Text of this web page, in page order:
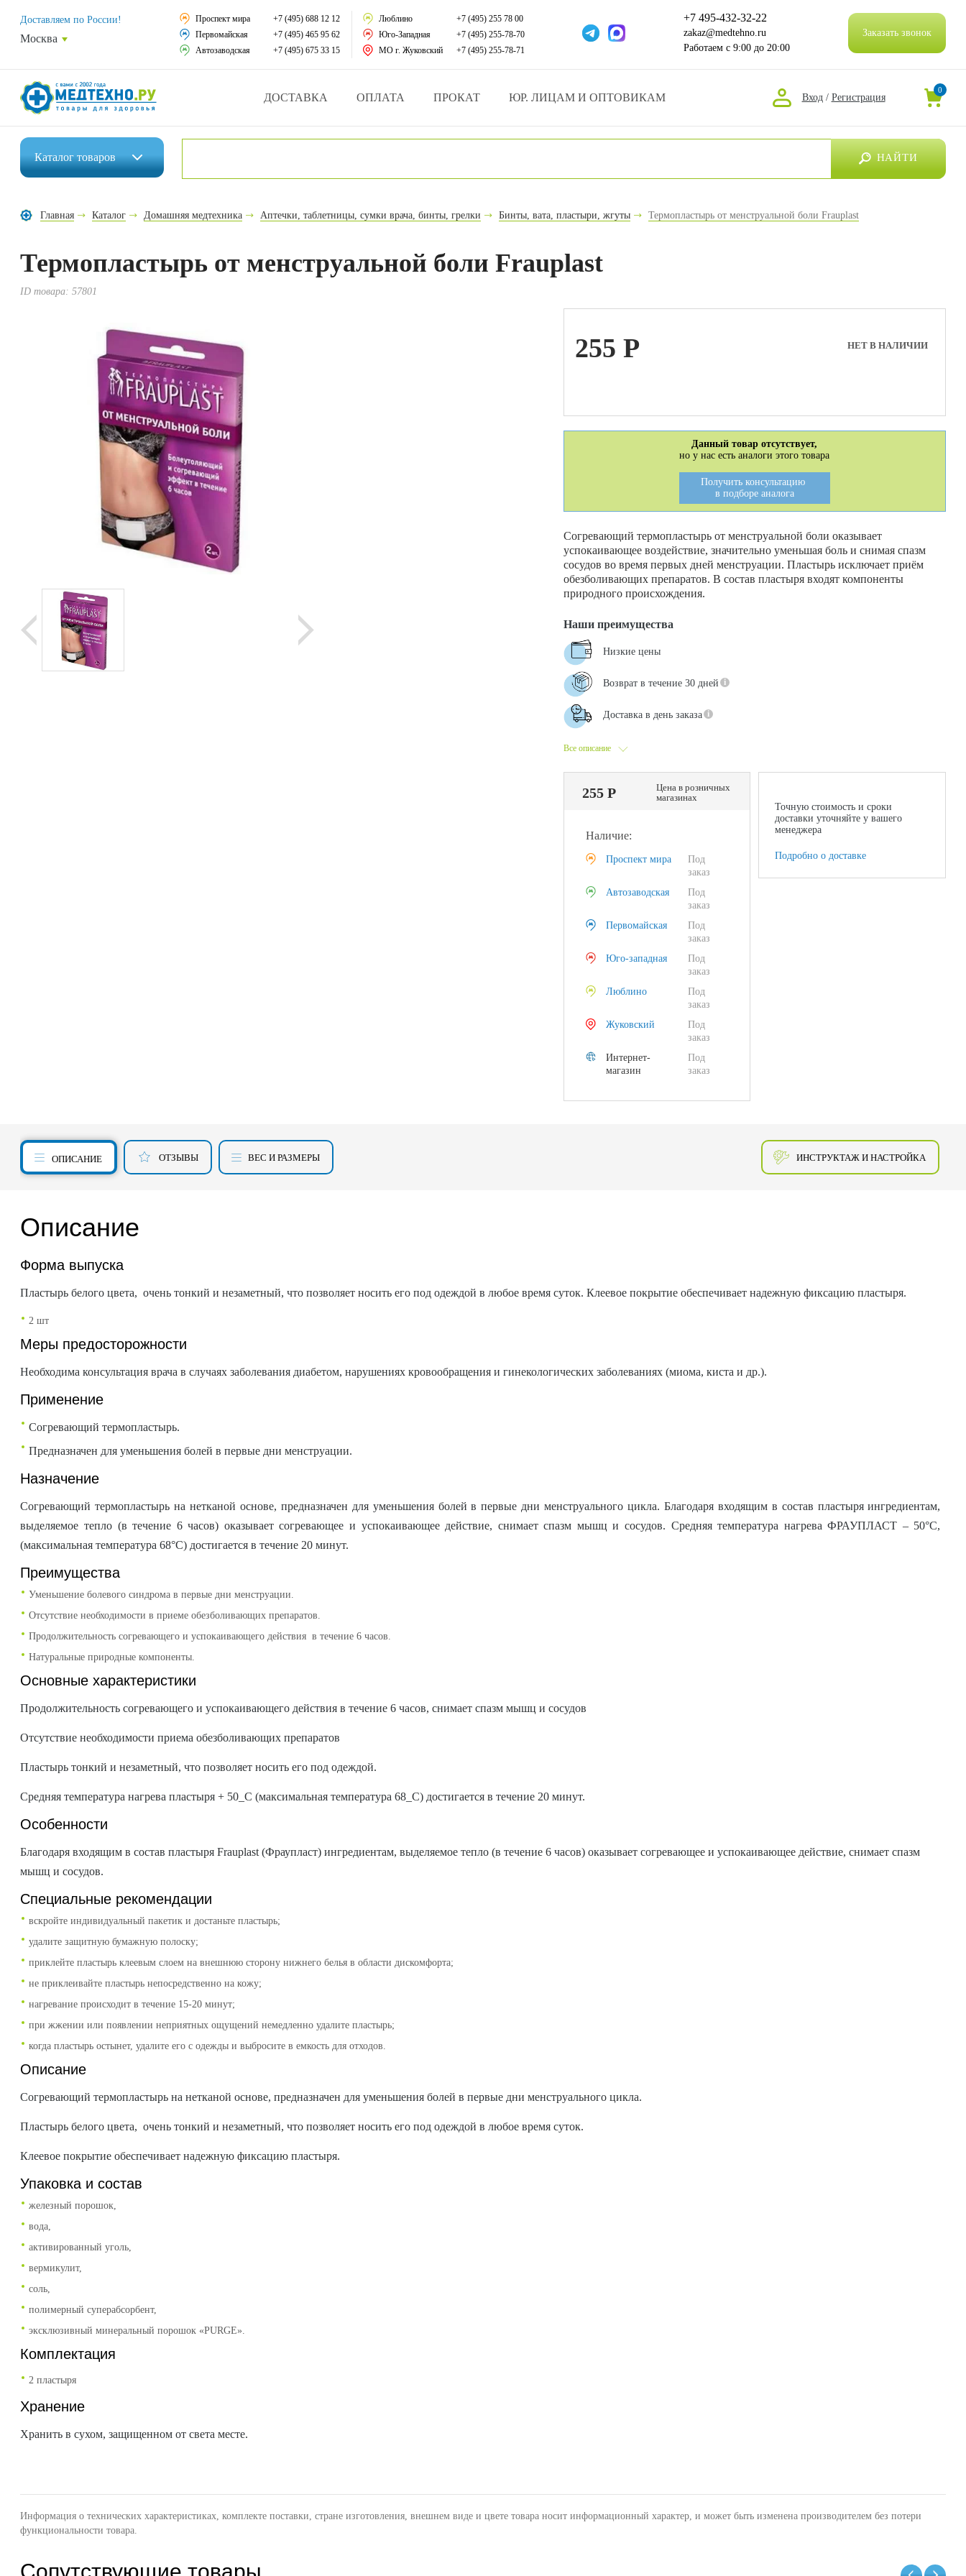
Средства реабилитации
Средства по уходу за больными
Домашняя медтехника
Уникальные и полезные товары
Доставляем по России!
Москва
Проспект мира
+7 (495) 688 12 12
Первомайская
+7 (495) 465 95 62
Автозаводская
+7 (495) 675 33 15
Люблино
+7 (495) 255 78 00
Юго-Западная
+7 (495) 255-78-70
МО г. Жуковский
+7 (495) 255-78-71
+7 495-432-32-22
zakaz@medtehno.ru
Работаем с 9:00 до 20:00
Заказать звонок
ДОСТАВКА ОПЛАТА ПРОКАТ ЮР. ЛИЦАМ И ОПТОВИКАМ Вход / Регистрация
0
Каталогтоваров
Средства по уходу за больными
Ортопедические изделия
Домашняя медтехника
Экология дома
Товары для красоты и здоровья
Товары для врачей и мед.учреждений
Уникальные и полезные товары
Распродажа
НАЙТИ
Главная Каталог Домашняя медтехника Аптечки, таблетницы, сумки врача, бинты, грелки Бинты, вата, пластыри, жгуты Термопластырь от менструальной боли Frauplast
Термопластырь от менструальной боли Frauplast
ID товара:57801
255 P НЕТ В НАЛИЧИИ
Данный товар отсутствует,
но у нас есть аналоги этого товара
Получить консультацию
в подборе аналога
Согревающий термопластырь от менструальной боли оказывает
успокаивающее воздействие, значительно уменьшая боль и снимая спазм
сосудов во время первых дней менструации. Пластырь исключает приём
обезболивающих препаратов. В состав пластыря входят компоненты
природного происхождения.
Все описание
Наши преимущества
Низкие цены
Возврат в течение 30 дней
Доставка в день заказа
255 Р
Цена в розничных
магазинах
Наличие:
Проспект мира
Под
заказ
Автозаводская
Под
заказ
Первомайская
Под
заказ
Юго-западная
Под
заказ
Люблино
Под
заказ
Жуковский
Под
заказ
Интернет-
магазин
Под
заказ
Точную стоимость и сроки
доставки уточняйте у вашего
менеджера
Подробно о доставке
ОПИСАНИЕ ОТЗЫВЫ ВЕС И РАЗМЕРЫ ИНСТРУКТАЖ И НАСТРОЙКА
Описание
Форма выпуска
Пластырь белого цвета, очень тонкий и незаметный, что позволяет носить его под одеждой в любое время суток. Клеевое покрытие обеспечивает надежную фиксацию пластыря.
2 шт
Меры предосторожности
Необходима консультация врача в случаях заболевания диабетом, нарушениях кровообращения и гинекологических заболеваниях (миома, киста и др.).
Применение
Согревающий термопластырь.
Предназначен для уменьшения болей в первые дни менструации.
Назначение
Согревающий термопластырь на нетканой основе, предназначен для уменьшения болей в первые дни менструального цикла. Благодаря входящим в состав пластыря ингредиентам,
выделяемое тепло (в течение 6 часов) оказывает согревающее и успокаивающее действие, снимает спазм мышц и сосудов. Средняя температура нагрева ФРАУПЛАСТ – 50°С,
(максимальная температура 68°С) достигается в течение 20 минут.
Преимущества
Уменьшение болевого синдрома в первые дни менструации.
Отсутствие необходимости в приеме обезболивающих препаратов.
Продолжительность согревающего и успокаивающего действия в течение 6 часов.
Натуральные природные компоненты.
Основные характеристики
Продолжительность согревающего и успокаивающего действия в течение 6 часов, снимает спазм мышц и сосудов
Отсутствие необходимости приема обезболивающих препаратов
Пластырь тонкий и незаметный, что позволяет носить его под одеждой.
Средняя температура нагрева пластыря + 50_С (максимальная температура 68_С) достигается в течение 20 минут.
Особенности
Благодаря входящим в состав пластыря Frauplast (Фраупласт) ингредиентам, выделяемое тепло (в течение 6 часов) оказывает согревающее и успокаивающее действие, снимает спазм
мышц и сосудов.
Специальные рекомендации
вскройте индивидуальный пакетик и достаньте пластырь;
удалите защитную бумажную полоску;
приклейте пластырь клеевым слоем на внешнюю сторону нижнего белья в области дискомфорта;
не приклеивайте пластырь непосредственно на кожу;
нагревание происходит в течение 15-20 минут;
при жжении или появлении неприятных ощущений немедленно удалите пластырь;
когда пластырь остынет, удалите его с одежды и выбросите в емкость для отходов.
Описание
Согревающий термопластырь на нетканой основе, предназначен для уменьшения болей в первые дни менструального цикла.
Пластырь белого цвета, очень тонкий и незаметный, что позволяет носить его под одеждой в любое время суток.
Клеевое покрытие обеспечивает надежную фиксацию пластыря.
Упаковка и состав
железный порошок,
вода,
активированный уголь,
вермикулит,
соль,
полимерный суперабсорбент,
эксклюзивный минеральный порошок «PURGE».
Комплектация
2 пластыря
Хранение
Хранить в сухом, защищенном от света месте.
Информация о технических характеристиках, комплекте поставки, стране изготовления, внешнем виде и цвете товара носит информационный характер, и может быть изменена производителем без потери
функциональности товара.